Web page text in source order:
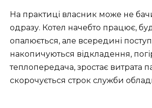
На практиці власник може не
одразу. Котел начебто працює,
опалюється, але всередині
накопичуються відкладення,
теплопередача, зростає витрата
скорочується строк служби